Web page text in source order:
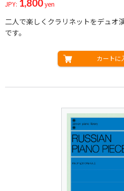
JPY: 1,800yen
二人で楽しくクラリネットをデュオ
です。
カートに